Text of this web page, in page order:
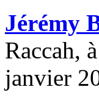
Jérémy
Raccah,
janvier